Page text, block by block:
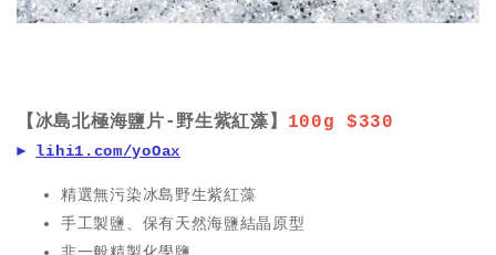
【冰島北極海鹽片-野生紫紅藻 】 100g $330
► lihi1.com/yoOax
精選無污染冰島野生紫紅藻
手工製鹽、保有天然海鹽結晶原型